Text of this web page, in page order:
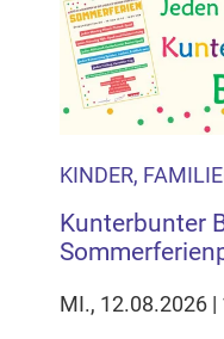
KINDER,
Kunterbunter
MI., 12.08.2026 |